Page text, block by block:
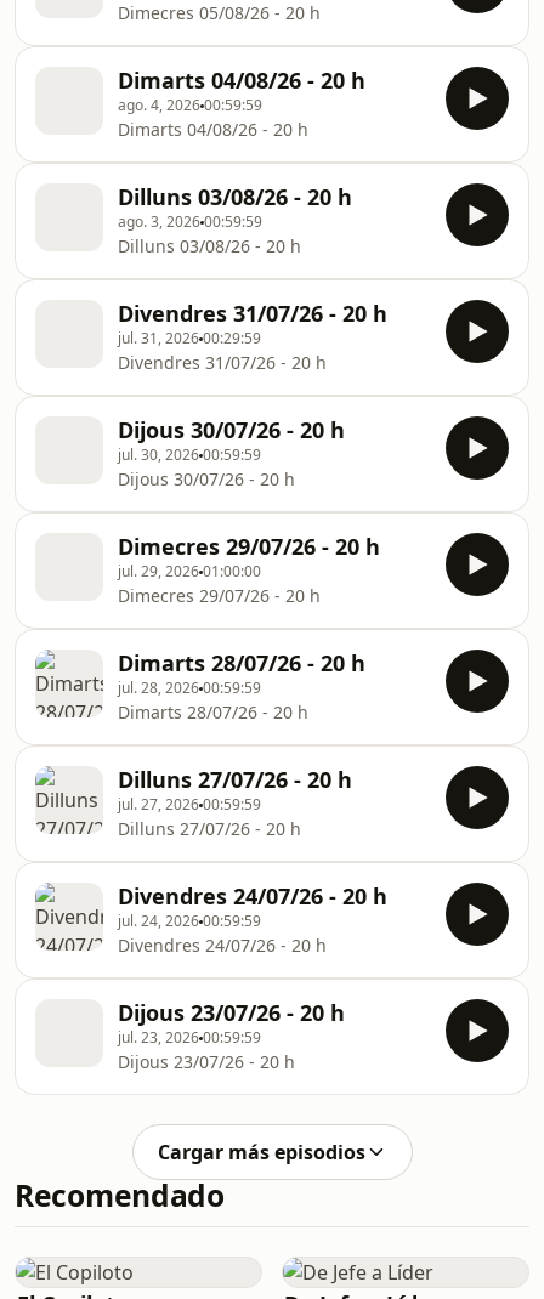
Dimecres 05/08/26 - 20 h
Dimarts 04/08/26 - 20 h
ago. 4, 202600:59:59
Dimarts 04/08/26 - 20 h
Dilluns 03/08/26 - 20 h
ago. 3, 202600:59:59
Dilluns 03/08/26 - 20 h
Divendres 31/07/26 - 20 h
jul. 31, 202600:29:59
Divendres 31/07/26 - 20 h
Dijous 30/07/26 - 20 h
jul. 30, 202600:59:59
Dijous 30/07/26 - 20 h
Dimecres 29/07/26 - 20 h
jul. 29, 202601:00:00
Dimecres 29/07/26 - 20 h
Dimarts 28/07/26 - 20 h
jul. 28, 202600:59:59
Dimarts 28/07/26 - 20 h
Dilluns 27/07/26 - 20 h
jul. 27, 202600:59:59
Dilluns 27/07/26 - 20 h
Divendres 24/07/26 - 20 h
jul. 24, 202600:59:59
Divendres 24/07/26 - 20 h
Dijous 23/07/26 - 20 h
jul. 23, 202600:59:59
Dijous 23/07/26 - 20 h
Cargar más episodios
Recomendado